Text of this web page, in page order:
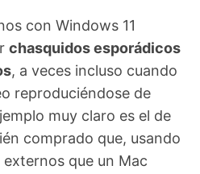
con Windows 11
chasquidos esporádicos
, a veces incluso cuando
reproduciéndose de
muy claro es el de
comprado que, usando
que un Mac